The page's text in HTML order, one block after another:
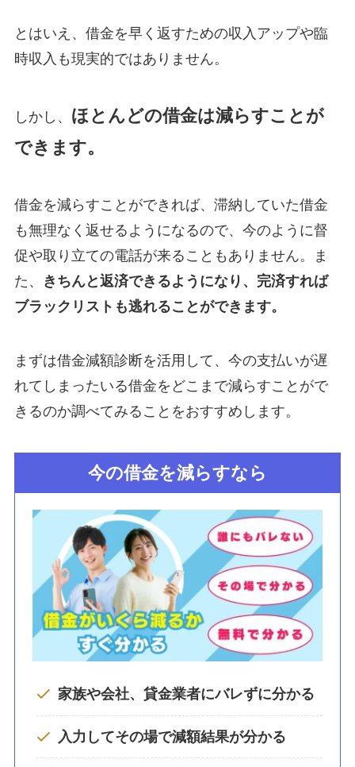
とはいえ、借金を早く返すための収入アップや臨
時収入も現実的ではありません。
しかし、 ほとんどの借金は減らすことが
できます。
借金を減らすことができれば、滞納していた借金
も無理なく返せるようになるので、今のように督
促や取り立ての電話が来ることもありません。ま
た、
きちんと返済できるようになり、完済すれば
ブラックリストも逃れることができます。
まずは借金減額診断を活用して、今の支払いが遅
れてしまったいる借金をどこまで減らすことがで
きるのか調べてみることをおすすめします。
今の借金を減らすなら
家族や会社、貸金業者にバレずに分かる
入力してその場で減額結果が分かる